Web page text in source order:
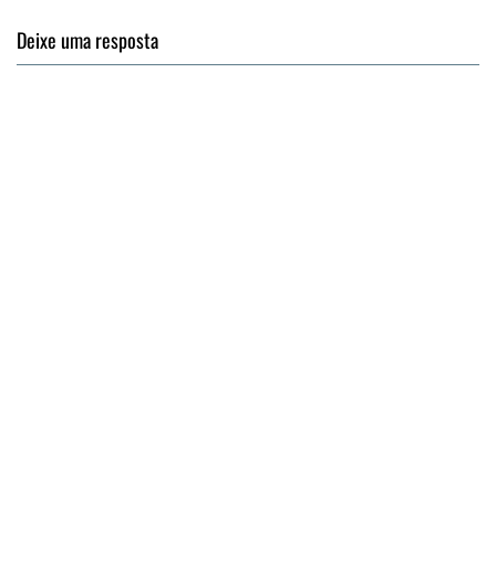
Deixe uma resposta